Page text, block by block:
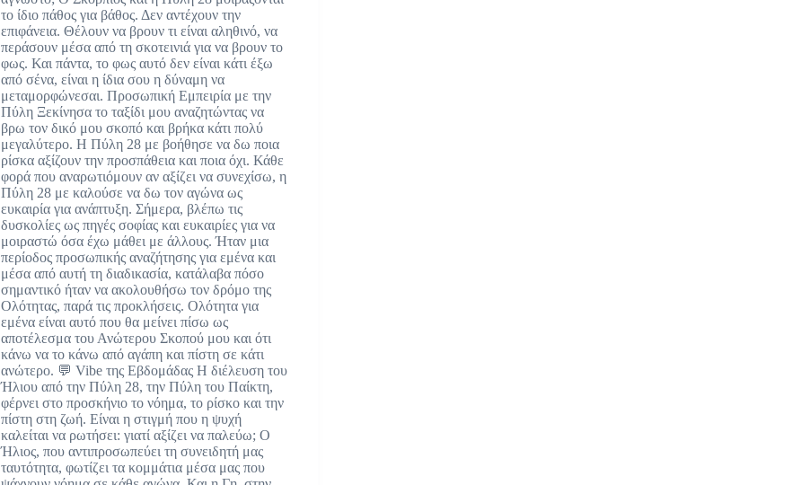
το ίδιο πάθος για βάθος. Δεν αντέχουν την
επιφάνεια. Θέλουν να βρουν τι είναι αληθινό, να
περάσουν μέσα από τη σκοτεινιά για να βρουν το
φως. Και πάντα, το φως αυτό δεν είναι κάτι έξω
από σένα, είναι η ίδια σου η δύναμη να
μεταμορφώνεσαι. Προσωπική Εμπειρία με την
Πύλη Ξεκίνησα το ταξίδι μου αναζητώντας να
βρω τον δικό μου σκοπό και βρήκα κάτι πολύ
μεγαλύτερο. Η Πύλη 28 με βοήθησε να δω ποια
ρίσκα αξίζουν την προσπάθεια και ποια όχι. Κάθε
φορά που αναρωτιόμουν αν αξίζει να συνεχίσω, η
Πύλη 28 με καλούσε να δω τον αγώνα ως
ευκαιρία για ανάπτυξη. Σήμερα, βλέπω τις
δυσκολίες ως πηγές σοφίας και ευκαιρίες για να
μοιραστώ όσα έχω μάθει με άλλους. Ήταν μια
περίοδος προσωπικής αναζήτησης για εμένα και
μέσα από αυτή τη διαδικασία, κατάλαβα πόσο
σημαντικό ήταν να ακολουθήσω τον δρόμο της
Ολότητας, παρά τις προκλήσεις. Ολότητα για
εμένα είναι αυτό που θα μείνει πίσω ως
αποτέλεσμα του Ανώτερου Σκοπού μου και ότι
κάνω να το κάνω από αγάπη και πίστη σε κάτι
ανώτερο. 💬 Vibe της Εβδομάδας Η διέλευση του
Ήλιου από την Πύλη 28, την Πύλη του Παίκτη,
φέρνει στο προσκήνιο το νόημα, το ρίσκο και την
πίστη στη ζωή. Είναι η στιγμή που η ψυχή
καλείται να ρωτήσει: γιατί αξίζει να παλεύω; Ο
Ήλιος, που αντιπροσωπεύει τη συνειδητή μας
ταυτότητα, φωτίζει τα κομμάτια μέσα μας που